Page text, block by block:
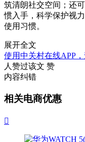
筑清朗社交空间；还
惯入手，科学保护视
使用习惯。
展开全文
使用中关村在线APP
人赞过该文 赞
内容纠错
相关电商优惠
